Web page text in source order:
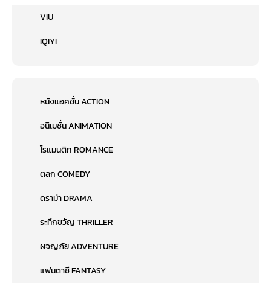
VIU
IQIYI
หนังแอคชั่น ACTION
อนิเมชั่น ANIMATION
โรแมนติก ROMANCE
ตลก COMEDY
ดราม่า DRAMA
ระทึกขวัญ THRILLER
ผจญภัย ADVENTURE
แฟนตาซี FANTASY